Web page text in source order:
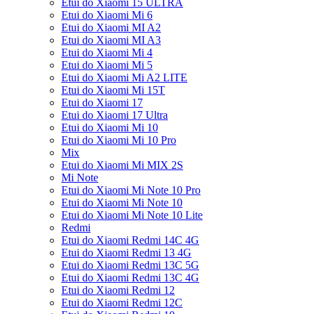
Etui do Xiaomi 15 ULTRA
Etui do Xiaomi Mi 6
Etui do Xiaomi MI A2
Etui do Xiaomi MI A3
Etui do Xiaomi Mi 4
Etui do Xiaomi Mi 5
Etui do Xiaomi Mi A2 LITE
Etui do Xiaomi Mi 15T
Etui do Xiaomi 17
Etui do Xiaomi 17 Ultra
Etui do Xiaomi Mi 10
Etui do Xiaomi Mi 10 Pro
Mix
Etui do Xiaomi Mi MIX 2S
Mi Note
Etui do Xiaomi Mi Note 10 Pro
Etui do Xiaomi Mi Note 10
Etui do Xiaomi Mi Note 10 Lite
Redmi
Etui do Xiaomi Redmi 14C 4G
Etui do Xiaomi Redmi 13 4G
Etui do Xiaomi Redmi 13C 5G
Etui do Xiaomi Redmi 13C 4G
Etui do Xiaomi Redmi 12
Etui do Xiaomi Redmi 12C